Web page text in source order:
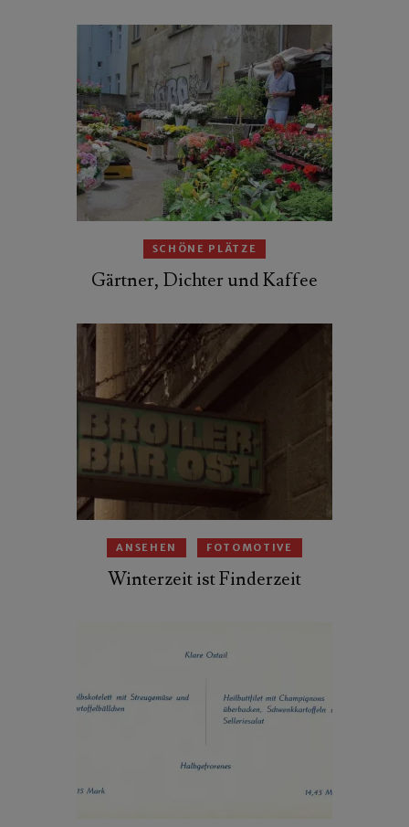
SCHÖNE PLÄTZE
Gärtner, Dichter und Kaffee
ANSEHEN FOTOMOTIVE
Winterzeit ist Finderzeit